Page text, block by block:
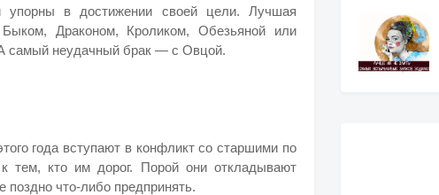
в достижении своей цели. Лучшая
Драконом, Кроликом, Обезьяной или
самый неудачный брак — с Овцой.
года вступают в конфликт со старшими по
тем, кто им дорог. Порой они откладывают
что-либо предпринять.